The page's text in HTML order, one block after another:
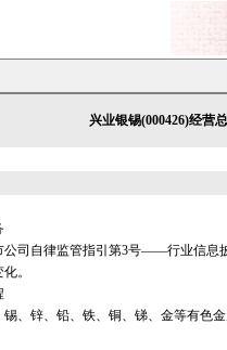
兴业银锡(000426)经营
自律监管指引第3号——行业信息披
。
锌、铅、铁、铜、锑、金等有色金